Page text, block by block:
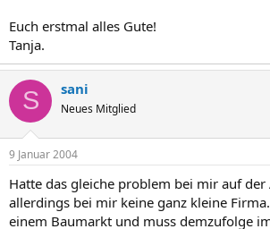
Euch erstmal alles Gute!
Tanja.
S sani
Neues Mitglied
9 Januar 2004
Hatte das gleiche problem bei mir auf
allerdings bei mir keine ganz kleine
einem Baumarkt und muss demzufolge